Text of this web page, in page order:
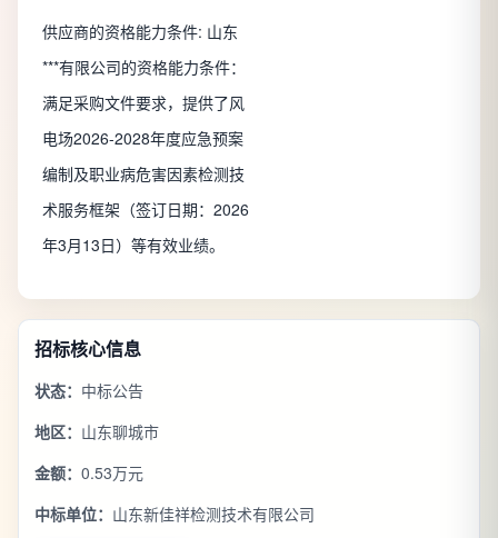
供应商的资格能力条件: 山东
***有限公司的资格能力条件：
满足采购文件要求，提供了风
电场2026-2028年度应急预案
编制及职业病危害因素检测技
术服务框架（签订日期：2026
年3月13日）等有效业绩。
招标核心信息
状态： 中标公告
地区： 山东聊城市
金额： 0.53万元
中标单位： 山东新佳祥检测技术有限公司